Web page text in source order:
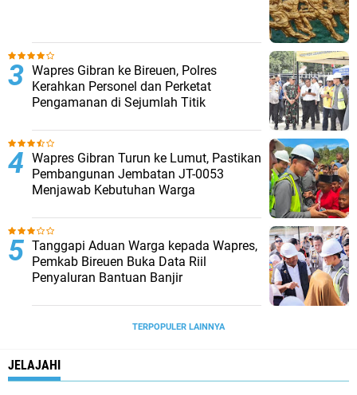
Wapres Gibran ke Bireuen, Polres
Kerahkan Personel dan Perketat
Pengamanan di Sejumlah Titik
Wapres Gibran Turun ke Lumut, Pastikan
Pembangunan Jembatan JT-0053
Menjawab Kebutuhan Warga
Tanggapi Aduan Warga kepada Wapres,
Pemkab Bireuen Buka Data Riil
Penyaluran Bantuan Banjir
TERPOPULER LAINNYA
JELAJAHI